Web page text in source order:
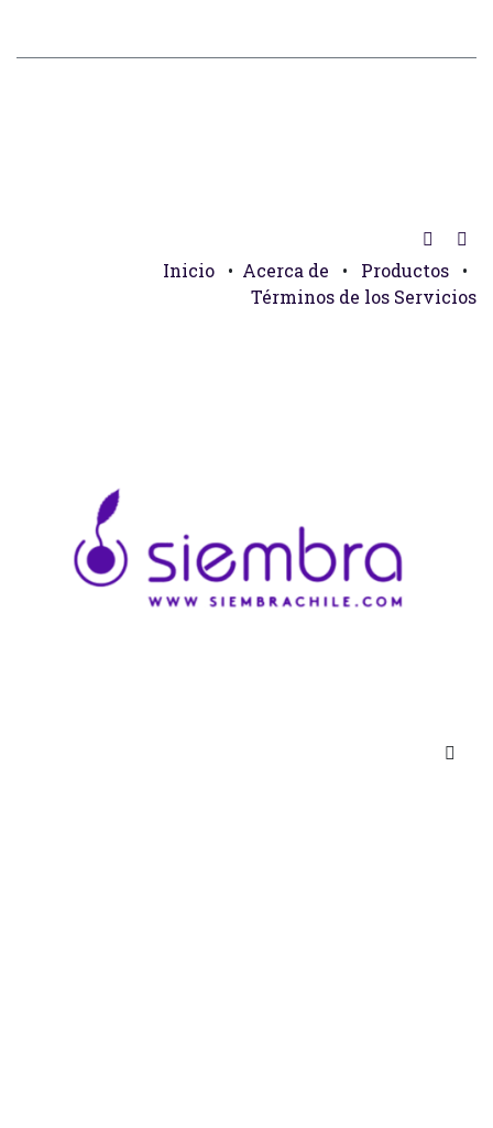
Inicio • Acerca de • Productos
•
Términos de los Servicios